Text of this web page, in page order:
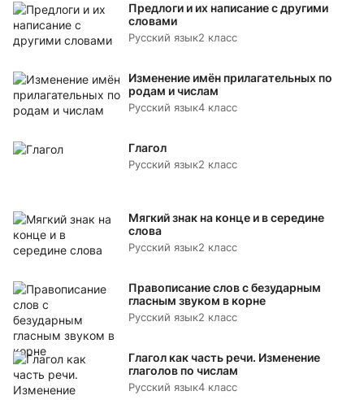
Предлоги и их написание с другими
словами
Русский язык2 класс
Изменение имён прилагательных по
родам и числам
Русский язык4 класс
Глагол
Русский язык2 класс
Мягкий знак на конце и в середине
слова
Русский язык2 класс
Правописание слов с безударным
гласным звуком в корне
Русский язык2 класс
Глагол как часть речи. Изменение
глаголов по числам
Русский язык4 класс